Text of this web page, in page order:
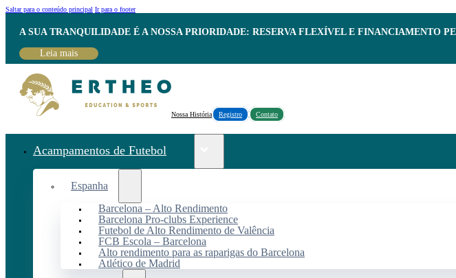
Saltar para o conteúdo principal Ir para o footer
A SUA TRANQUILIDADE É A NOSSA PRIORIDADE: RESERVA FLEXÍVEL E FINANCIAMENTO
Leia mais
Nossa História Registro Contato
Acampamentos de Futebol
Espanha
Barcelona – Alto Rendimento
Barcelona Pro-clubs Experience
Futebol de Alto Rendimento de Valência
FCB Escola – Barcelona
Alto rendimento para as raparigas do Barcelona
Atlético de Madrid